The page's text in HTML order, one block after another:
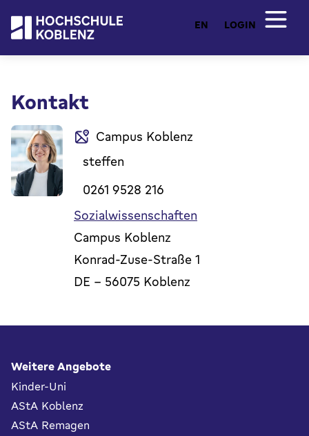
EN LOGIN
Kontakt
Campus Koblenz
steffen
0261 9528 216
Sozialwissenschaften
Campus Koblenz
Konrad-Zuse-Straße 1
DE - 56075 Koblenz
Fußbereich
Weitere Angebote
Kinder-Uni
AStA Koblenz
AStA Remagen